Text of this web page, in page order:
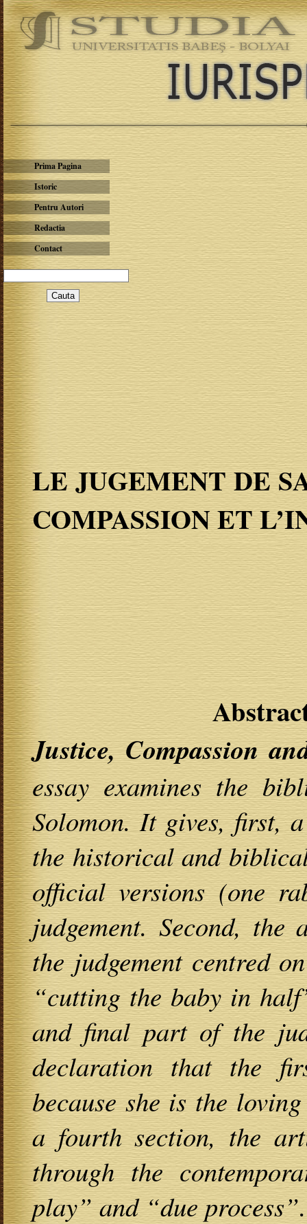
Prima Pagina
Istoric
Pentru Autori
Redactia
Contact
LE JUGEMENT DE
COMPASSION ET
Justice, Compassion
essay examines the
Solomon. It gives, first,
the historical and
official versions (one
judgement. Second,
the judgement centred
“cutting the baby in
and final part of the
declaration that the
because she is the
a fourth section, the
through the
play” and “due process”.